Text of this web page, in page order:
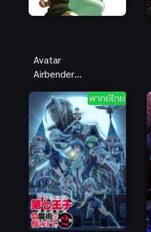
Avatar
Airbender
เณรน้อยเจ้า
อภินิหาร ภาค
2 ดูซับไทย
พากย์ไทย